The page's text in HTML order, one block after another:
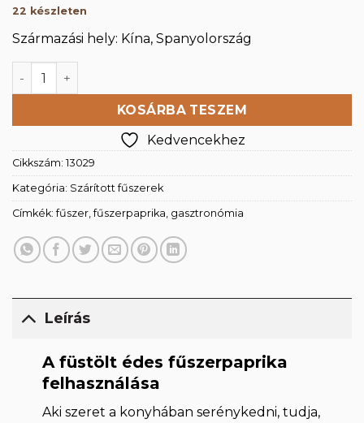
22 készleten
Származási hely: Kína, Spanyolország
Édes füstölt fűszerpaprika 100g mennyiség
KOSÁRBA TESZEM
Kedvencekhez
Cikkszám: 13029
Kategória: Szárított fűszerek
Címkék:fűszer ,fűszerpaprika gasztronómia
Leírás
A füstölt édes fűszerpaprika
felhasználása
Aki szeret a konyhában serénykedni, tudja,